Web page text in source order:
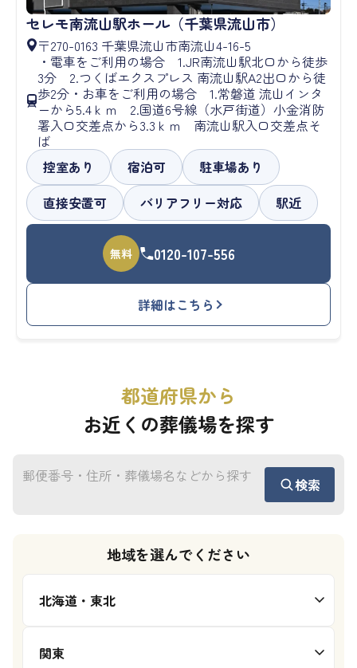
セレモ南流山駅ホール（千葉県流山市）
〒270-0163 千葉県流山市南流山4-16-5
・電車をご利用の場合 1.JR南流山駅北口から徒歩
3分 2.つくばエクスプレス 南流山駅A2出口から徒
歩2分・お車をご利用の場合 1.常磐道 流山インタ
ーから5.4ｋｍ 2.国道6号線（水戸街道）小金消防
署入口交差点から3.3ｋｍ 南流山駅入口交差点そ
ば
控室あり
宿泊可
駐車場あり
直接安置可
バリアフリー対応 駅近
無料 0120-107-556
詳細はこちら
都道府県から
お近くの葬儀場を探す
地域を選んでください
北海道・東北
関東
検索